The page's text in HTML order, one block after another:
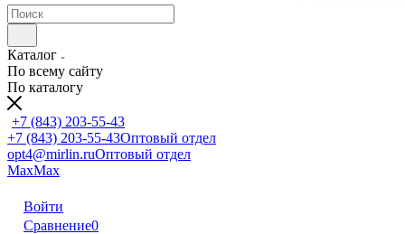
Каталог
По всему сайту
По каталогу
+7 (843) 203-55-43
+7 (843) 203-55-43Оптовый отдел
opt4@mirlin.ruОптовый отдел
MaxMax
Войти
Сравнение0